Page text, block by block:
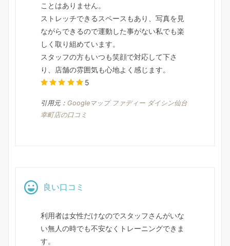
ことはありません。
ストレッチできるスペースもあり、写真を見
ながらできるので運動した事がない私でも楽
しく取り組めています。
スタッフの方もいつも笑顔で対応して下さ
り、店舗の雰囲気も心地よく感じます。
5
引用元： Googleマップ ファディー ダイシン仙台
幸町店の口コミ
良い口コミ
利用者は女性だけなのでスタッフさんがいな
い無人の時でも不安なくトレーニングできま
す。